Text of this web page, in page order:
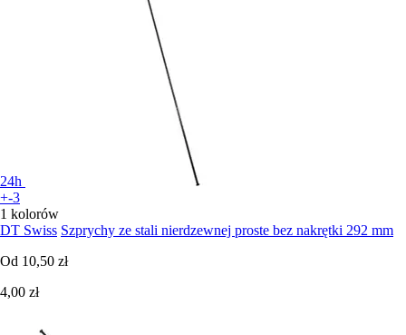
24h
+-3
1 kolorów
DT Swiss Szprychy ze stali nierdzewnej proste bez nakrętki 292 mm
Od 10,50 zł
4,00 zł